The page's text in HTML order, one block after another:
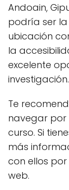
Andoain,
podría ser
ubicación
la
excelente
investigación.
Te
navegar por
curso. Si
más
con ellos
web.